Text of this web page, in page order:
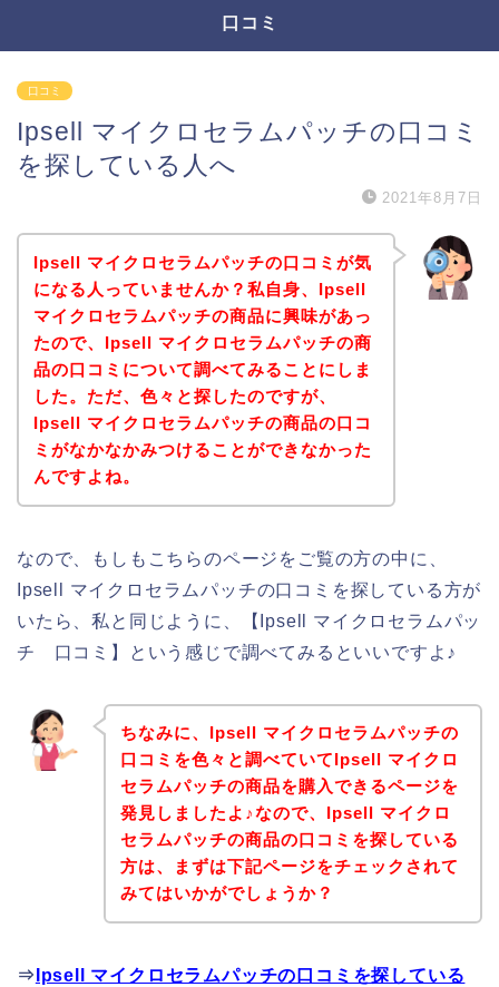
口コミ
口コミ
Ipsell マイクロセラムパッチの口コミ
を探している人へ
2021年8月7日
Ipsell マイクロセラムパッチの口コミが気
になる人っていませんか？私自身、Ipsell
マイクロセラムパッチの商品に興味があっ
たので、Ipsell マイクロセラムパッチの商
品の口コミについて調べてみることにしま
した。ただ、色々と探したのですが、
Ipsell マイクロセラムパッチの商品の口コ
ミがなかなかみつけることができなかった
んですよね。
なので、もしもこちらのページをご覧の方の中に、
Ipsell マイクロセラムパッチの口コミを探している方が
いたら、私と同じように、【Ipsell マイクロセラムパッ
チ 口コミ】という感じで調べてみるといいですよ♪
ちなみに、Ipsell マイクロセラムパッチの
口コミを色々と調べていてIpsell マイクロ
セラムパッチの商品を購入できるページを
発見しましたよ♪なので、Ipsell マイクロ
セラムパッチの商品の口コミを探している
方は、まずは下記ページをチェックされて
みてはいかがでしょうか？
⇒ Ipsell マイクロセラムパッチの口コミを探している